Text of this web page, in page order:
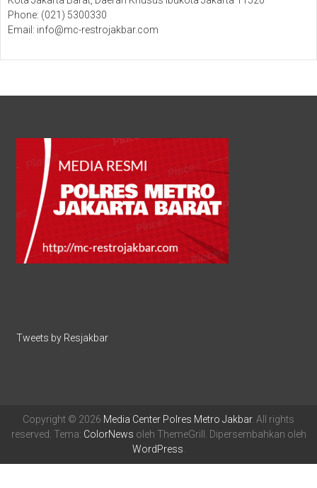
Phone: (021) 5300330
Email: info@mc-restrojakbar.com
Tweets by Resjakbar
Copyright © 2026 Media Center Polres Metro Jakbar. All rights
reserved. Tema: ColorNews oleh ThemeGrill. Dipersembahkan oleh
WordPress